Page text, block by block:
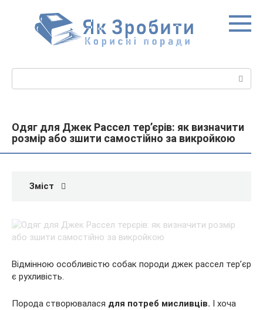
Одяг для Джек Рассел тер’єрів: як визначити
розмір або зшити самостійно за викройкою
Зміст
Відмінною особливістю собак породи джек рассел тер’єр
є рухливість.
Порода створювалася для потреб мисливців. І хоча